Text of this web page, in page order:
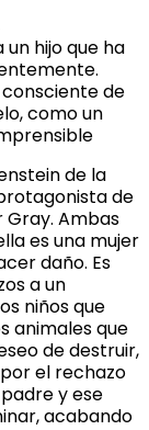
hijo que ha
de
como un
de la
de
Gray. Ambas
es una mujer
daño. Es
a un
niños que
animales que
de destruir,
el rechazo
y ese
acabando